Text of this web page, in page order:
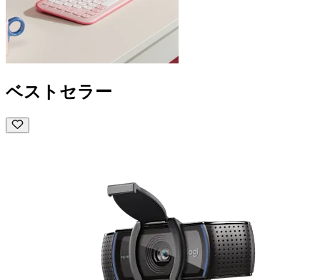
ベストセラー